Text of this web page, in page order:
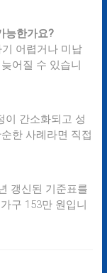
능한가요?
어렵거나 미납
어질 수 있습니
이 간소화되고 성
한 사례라면 직접
갱신된 기준표를
구 153만 원입니